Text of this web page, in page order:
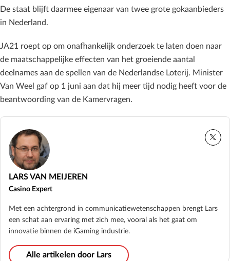
De staat blijft daarmee eigenaar van twee grote gokaanbieders
in Nederland.
JA21 roept op om onafhankelijk onderzoek te laten doen naar
de maatschappelijke effecten van het groeiende aantal
deelnames aan de spellen van de Nederlandse Loterij. Minister
Van Weel gaf op 1 juni aan dat hij meer tijd nodig heeft voor de
beantwoording van de Kamervragen.
LARS VAN MEIJEREN
Casino Expert
Met een achtergrond in communicatiewetenschappen brengt Lars
een schat aan ervaring met zich mee, vooral als het gaat om
innovatie binnen de iGaming industrie.
Alle artikelen door Lars